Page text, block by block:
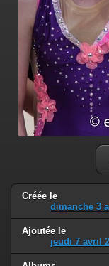
Créée le
dimanche 3
Ajoutée le
jeudi 7 avril